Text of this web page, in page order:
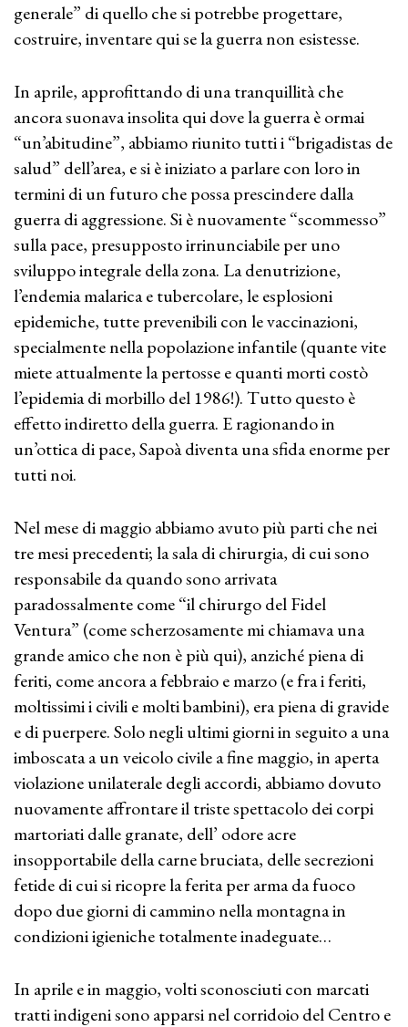
generale” di quello che si potrebbe progettare,
costruire, inventare qui se la guerra non esistesse.
In aprile, approfittando di una tranquillità che
ancora suonava insolita qui dove la guerra è ormai
“un’abitudine”, abbiamo riunito tutti i “brigadistas de
salud” dell’area, e si è iniziato a parlare con loro in
termini di un futuro che possa prescindere dalla
guerra di aggressione. Si è nuovamente “scommesso”
sulla pace, presupposto irrinunciabile per uno
sviluppo integrale della zona. La denutrizione,
l’endemia malarica e tubercolare, le esplosioni
epidemiche, tutte prevenibili con le vaccinazioni,
specialmente nella popolazione infantile (quante vite
miete attualmente la pertosse e quanti morti costò
l’epidemia di morbillo del 1986!). Tutto questo è
effetto indiretto della guerra. E ragionando in
un’ottica di pace, Sapoà diventa una sfida enorme per
tutti noi.
Nel mese di maggio abbiamo avuto più parti che nei
tre mesi precedenti; la sala di chirurgia, di cui sono
responsabile da quando sono arrivata
paradossalmente come “il chirurgo del Fidel
Ventura” (come scherzosamente mi chiamava una
grande amico che non è più qui), anziché piena di
feriti, come ancora a febbraio e marzo (e fra i feriti,
moltissimi i civili e molti bambini), era piena di gravide
e di puerpere. Solo negli ultimi giorni in seguito a una
imboscata a un veicolo civile a fine maggio, in aperta
violazione unilaterale degli accordi, abbiamo dovuto
nuovamente affrontare il triste spettacolo dei corpi
martoriati dalle granate, dell’ odore acre
insopportabile della carne bruciata, delle secrezioni
fetide di cui si ricopre la ferita per arma da fuoco
dopo due giorni di cammino nella montagna in
condizioni igieniche totalmente inadeguate…
In aprile e in maggio, volti sconosciuti con marcati
tratti indigeni sono apparsi nel corridoio del Centro e